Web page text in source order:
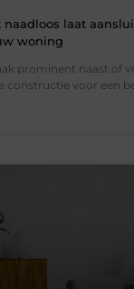
naadloos laat
woning
prominent naast of
constructie voor een